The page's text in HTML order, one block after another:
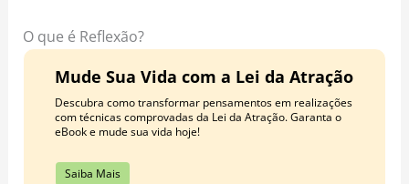
m t
O que é Reflexão?
Mude Sua Vida com a Lei da Atração
Descubra como transformar pensamentos em realizações
com técnicas comprovadas da Lei da Atração. Garanta o
eBook e mude sua vida hoje!
Saiba Mais